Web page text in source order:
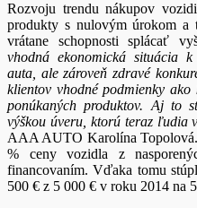
Rozvoju trendu nákupov
produkty s nulovým úrokom a
vrátane schopnosti splácať
vhodná ekonomická situácia
auta, ale zároveň zdravé
klientov vhodné podmienky
ponúkaných produktov. Aj to
výškou úveru, ktorú teraz ľudia
AAA AUTO Karolína Topolová.
% ceny vozidla z
financovaním. Vďaka tomu
500 € z 5 000 € v roku 2014 na